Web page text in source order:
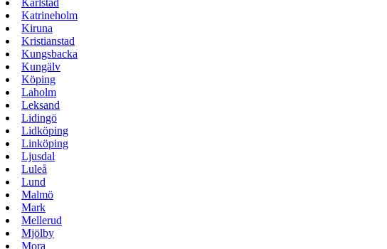
Karlstad
Katrineholm
Kiruna
Kristianstad
Kungsbacka
Kungälv
Köping
Laholm
Leksand
Lidingö
Lidköping
Linköping
Ljusdal
Luleå
Lund
Malmö
Mark
Mellerud
Mjölby
Mora